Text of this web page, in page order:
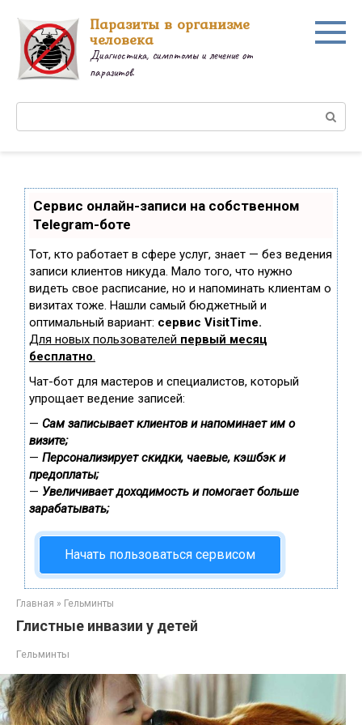
контенту
Паразиты в организме
человека
Диагностика, симптомы и лечение от
паразитов.
Сервис онлайн-записи на собственном
Telegram-боте
Тот, кто работает в сфере услуг, знает — без ведения
записи клиентов никуда. Мало того, что нужно
видеть свое расписание, но и напоминать клиентам о
визитах тоже. Нашли самый бюджетный и
оптимальный вариант: сервис VisitTime.
Для новых пользователей первый месяц
бесплатно.
Чат-бот для мастеров и специалистов, который
упрощает ведение записей:
— Сам записывает клиентов и напоминает им о
визите;
— Персонализирует скидки, чаевые, кэшбэк и
предоплаты;
— Увеличивает доходимость и помогает больше
зарабатывать;
Начать пользоваться сервисом
Главная » Гельминты
Глистные инвазии у детей
Гельминты